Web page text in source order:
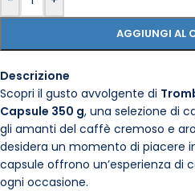
AGGIUNGI AL
Descrizione
Scopri il gusto avvolgente di
Capsule 350 g, una selezione di
gli amanti del caffè cremoso e
desidera un momento di piacere
capsule offrono un’esperienza di
ogni occasione.